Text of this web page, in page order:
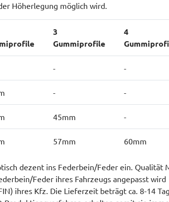
Höherlegung möglich wird.
3
Gummiprofile
4
- -
- -
45mm -
57mm 60mm
dezent ins Federbein/Feder ein. Qualität
Feder ihres Fahrzeugs angepasst wird
ihres Kfz. Die Lieferzeit beträgt ca. 8-14